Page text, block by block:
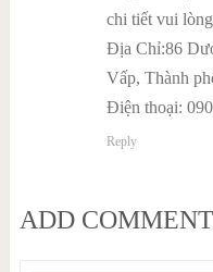
chi tiết vui
Địa Chỉ:86
Vấp, Thành
Điện thoại:
Reply
ADD COMMENT